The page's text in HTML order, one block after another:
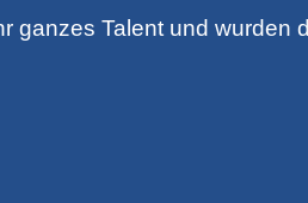
ganzes Talent und wurden